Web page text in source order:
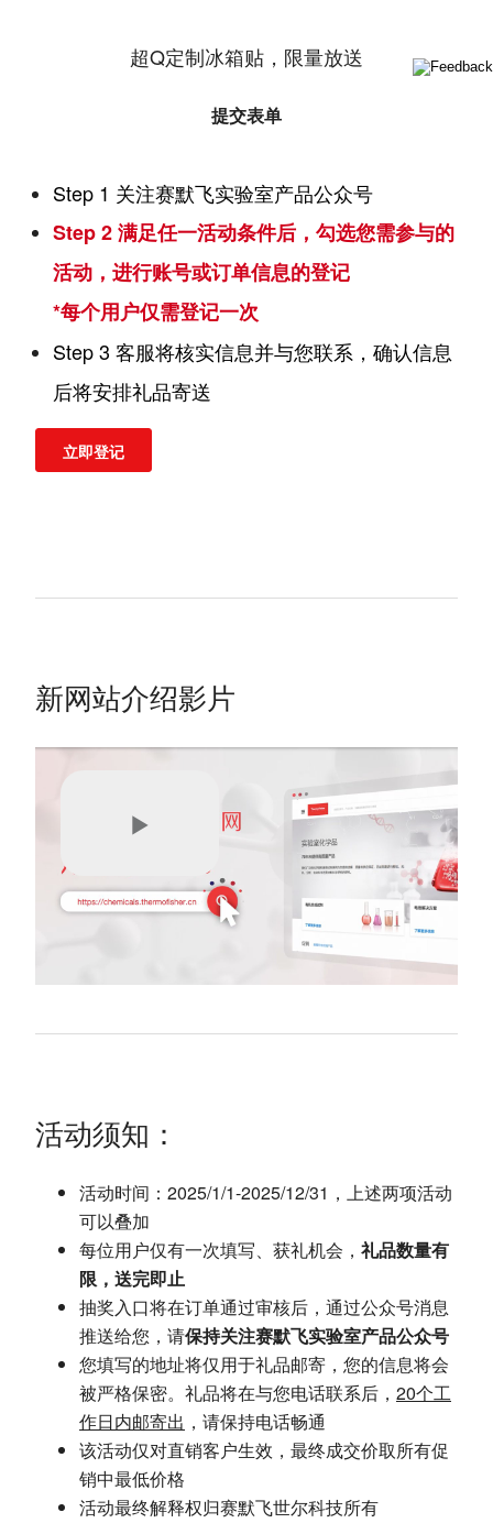
超Q定制冰箱贴，限量放送
提交表单
Step 1 关注赛默飞实验室产品公众号
Step 2 满足任一活动条件后，勾选您需参与的
活动，进行账号或订单信息的登记
*每个用户仅需登记一次
Step 3 客服将核实信息并与您联系，确认信息
后将安排礼品寄送
立即登记
新网站介绍影片
活动须知：
活动时间：2025/1/1-2025/12/31，上述两项活动
可以叠加
每位用户仅有一次填写、获礼机会， 礼品数量有
限，送完即止
抽奖入口将在订单通过审核后，通过公众号消息
推送给您，请保持关注赛默飞实验室产品公众号
您填写的地址将仅用于礼品邮寄，您的信息将会
被严格保密。礼品将在与您电话联系后， 20个工
作日内邮寄出 ，请保持电话畅通
该活动仅对直销客户生效，最终成交价取所有促
销中最低价格
活动最终解释权归赛默飞世尔科技所有